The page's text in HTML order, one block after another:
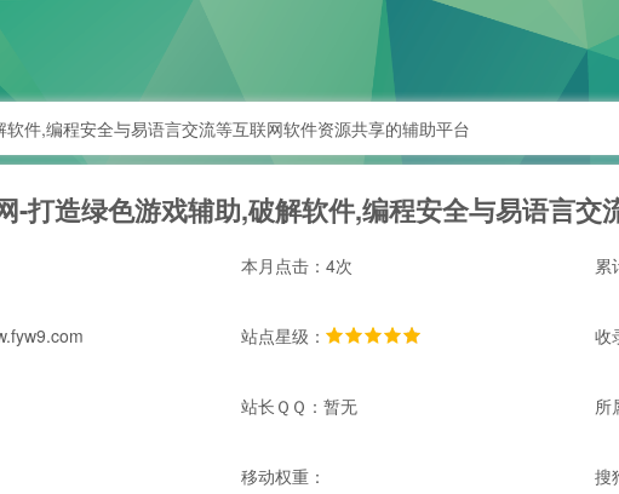
件,编程安全与易语言交流等互联网软件资源共享的辅助平台
本月点击：4次 累
站点星级： 收
站长ＱＱ：暂无 所
移动权重： 搜